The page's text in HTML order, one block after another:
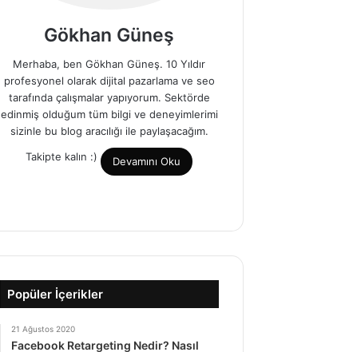
Gökhan Güneş
Merhaba, ben Gökhan Güneş. 10 Yıldır
profesyonel olarak dijital pazarlama ve seo
tarafında çalışmalar yapıyorum. Sektörde
edinmiş olduğum tüm bilgi ve deneyimlerimi
sizinle bu blog aracılığı ile paylaşacağım.
Takipte kalın :) Devamını Oku
a
c
b
o
o
w
i
t
e
i
n
d
o
u
b
s
t
r
Popüler İçerikler
21 Ağustos 2020
Facebook Retargeting Nedir? Nasıl